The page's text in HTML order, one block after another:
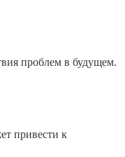
проблем в будущем.
привести к